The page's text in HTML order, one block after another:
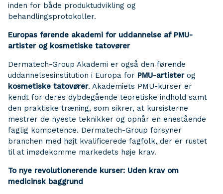
inden for både produktudvikling og
behandlingsprotokoller.
Europas førende akademi for uddannelse af PMU-
artister og kosmetiske tatovører
Dermatech-Group Akademi er også den førende
uddannelsesinstitution i Europa for PMU-artisterog
kosmetiske tatovører. Akademiets PMU-kurser er
kendt for deres dybdegående teoretiske indhold samt
den praktiske træning, som sikrer, at kursisterne
mestrer de nyeste teknikker og opnår en enestående
faglig kompetence. Dermatech-Group forsyner
branchen med højt kvalificerede fagfolk, der er rustet
til at imødekomme markedets høje krav.
To nye revolutionerende kurser: Uden krav om
medicinsk baggrund